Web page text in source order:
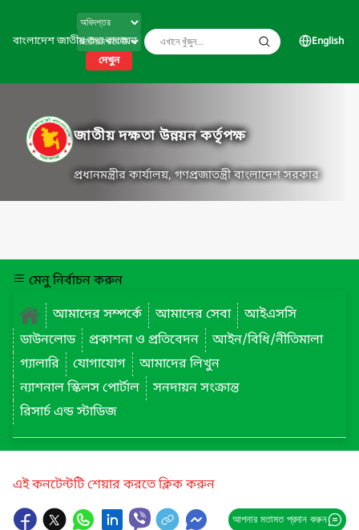
বাংলাদেশ জাতীয় তথ্য বাতায়ন
দেখুন
English
জাতীয় দক্ষতা উন্নয়ন কর্তৃপক্ষ
প্রধানমন্ত্রীর কার্যালয়, গণপ্রজাতন্ত্রী বাংলাদেশ সরকার
মেনু নির্বাচন করুন
আমাদের সম্পর্কে
আমাদের সেবা
আইএসসি
ডাউনলোড
প্রকাশনা ও প্রতিবেদন
আইন/বিধি/নীতিমালা
গ্যালারি
যোগাযোগ
আমাদের লিখুন
ন্যাশনাল স্কিলস পোর্টাল
সনদায়ন সংক্রান্ত
রিসার্চ এন্ড স্টাডিজ
এই কনটেন্টটি শেয়ার করতে ক্লিক করুন
আপনার মতামত প্রদান করুন